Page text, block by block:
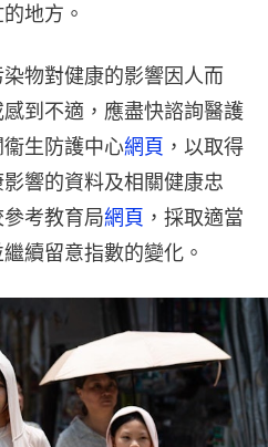
地方。
物對健康的影響因人而
到不適，應盡快諮詢醫護
生防護中心網頁 ，以取得
響的資料及相關健康忠
考教育局網頁 ，採取適當
續留意指數的變化。